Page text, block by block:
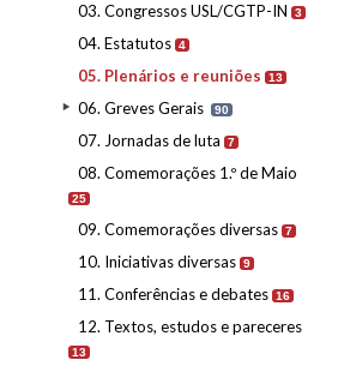
03. Congressos USL/CGTP-IN 3
04. Estatutos 4
05. Plenários e reuniões 13
06. Greves Gerais 90
07. Jornadas de luta 7
08. Comemorações 1.º de Maio
25
09. Comemorações diversas 7
10. Iniciativas diversas 9
11. Conferências e debates 16
12. Textos, estudos e pareceres
13